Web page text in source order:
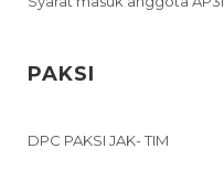
PAKSI
DPC PAKSI JAK- TIM